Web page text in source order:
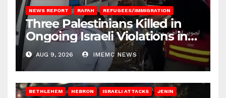
NEWS REPORT RAFAH REFUGEES/IMMIGRATION
Three Palestinians Killed in
Ongoing Israeli Violations in
Gaza
AUG 9, 2026 IMEMC NEWS
BETHLEHEM HEBRON ISRAELI ATTACKS JENIN